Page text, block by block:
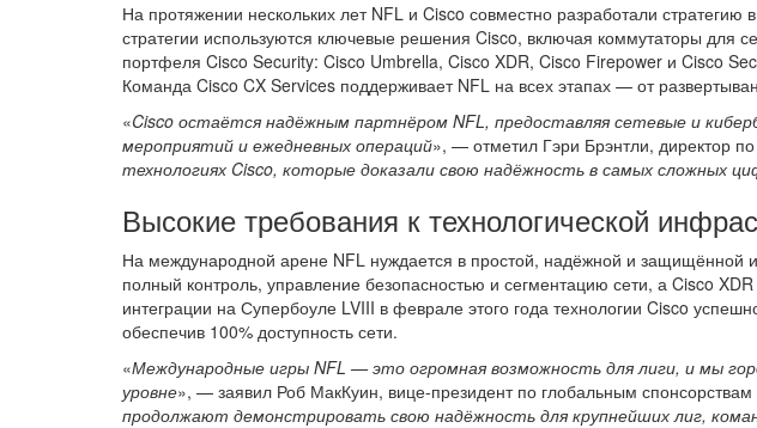
На протяжении нескольких лет NFL и Cisco совместно разработали стратегию
стратегии используются ключевые решения Cisco, включая коммутаторы для
портфеля Cisco Security: Cisco Umbrella, Cisco XDR, Cisco Firepower и Cisco
Команда Cisco CX Services поддерживает NFL на всех этапах — от
«Cisco остаётся надёжным партнёром NFL, предоставляя сетевые и
мероприятий и ежедневных операций», — отметил Гэри Брэнтли, директор
технологиях Cisco, которые доказали свою надёжность в самых сложных
Высокие требования к технологической
На международной арене NFL нуждается в простой, надёжной и
полный контроль, управление безопасностью и сегментацию сети, а Cisco
интеграции на Супербоуле LVIII в феврале этого года технологии Cisco
обеспечив 100% доступность сети.
«Международные игры NFL — это огромная возможность для лиги, и мы
уровне», — заявил Роб МакКуин, вице-президент по глобальным спонсорствам
продолжают демонстрировать свою надёжность для крупнейших лиг,